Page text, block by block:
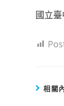
國立
相關